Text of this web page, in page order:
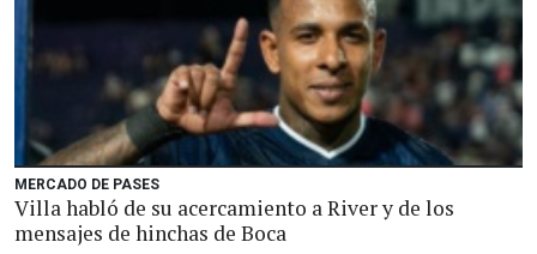
MERCADO DE PASES
Villa habló de su acercamiento a River y de los
mensajes de hinchas de Boca